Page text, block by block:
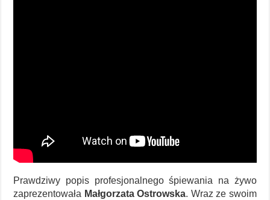
Prawdziwy popis profesjonalnego śpiewania na żywo
zaprezentowała Małgorzata Ostrowska. Wraz ze swoim